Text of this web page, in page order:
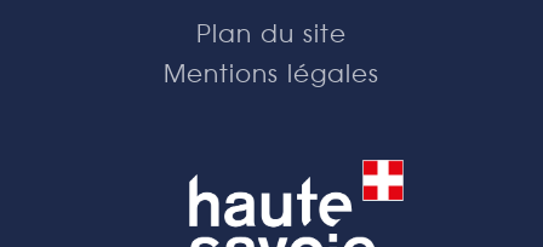
Plan du site
Mentions légales